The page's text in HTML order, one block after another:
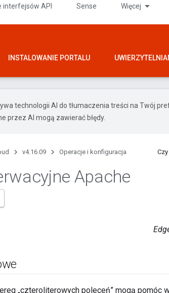
interfejsów API Sense Więcej
INSTALOWANIE PORTALU
technologii AI do tłumaczenia treści na Twój
przez AI mogą zawierać błędy.
v4.16.09 Operacje i konfiguracja
Apache
„czteroliterowych poleceń” mogą pomóc